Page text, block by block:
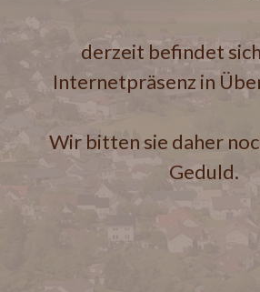
derzeit befindet
Internetpräsenz in
Wir bitten sie daher
Geduld.